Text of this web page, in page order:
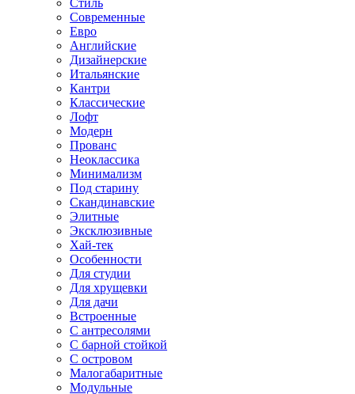
Стиль
Современные
Евро
Английские
Дизайнерские
Итальянские
Кантри
Классические
Лофт
Модерн
Прованс
Неоклассика
Минимализм
Под старину
Скандинавские
Элитные
Эксклюзивные
Хай-тек
Особенности
Для студии
Для хрущевки
Для дачи
Встроенные
С антресолями
С барной стойкой
С островом
Малогабаритные
Модульные